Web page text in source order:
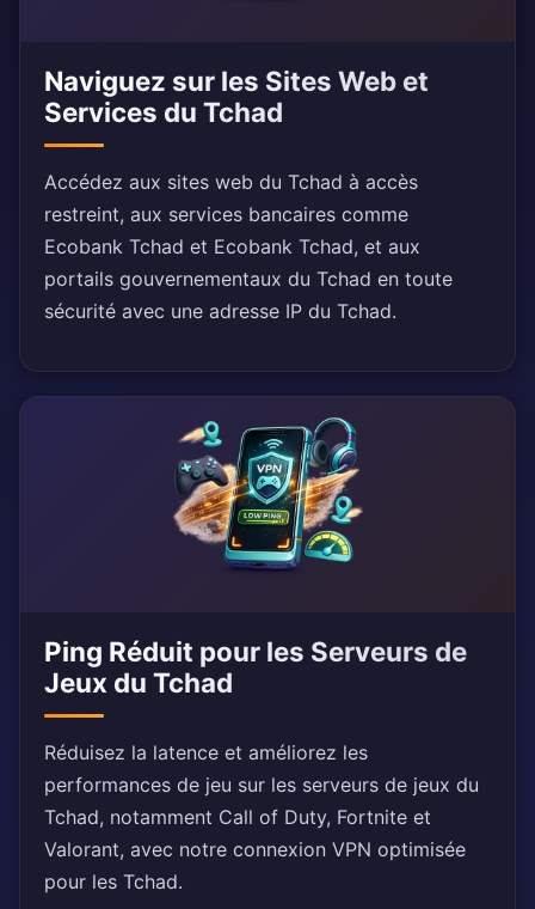
Naviguez sur les Sites Web et
Services du Tchad
Accédez aux sites web du Tchad à accès
restreint, aux services bancaires comme
Ecobank Tchad et Ecobank Tchad, et aux
portails gouvernementaux du Tchad en toute
sécurité avec une adresse IP du Tchad.
Ping Réduit pour les Serveurs de
Jeux du Tchad
Réduisez la latence et améliorez les
performances de jeu sur les serveurs de jeux du
Tchad, notamment Call of Duty, Fortnite et
Valorant, avec notre connexion VPN optimisée
pour les Tchad.